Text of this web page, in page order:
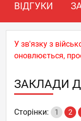
ВІДГУКИ
У зв'язку з
оновлюється,
ЗАКЛАДИ
Сторінки: 1 2